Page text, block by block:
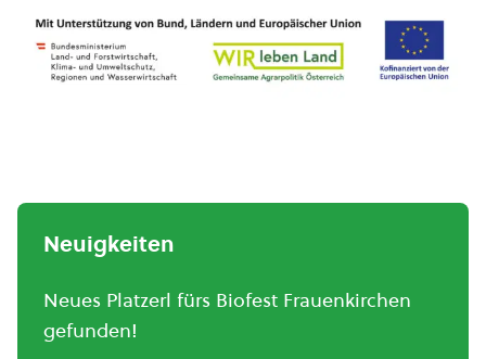
Neuigkeiten
Neues Platzerl fürs Biofest Frauenkirchen
gefunden!